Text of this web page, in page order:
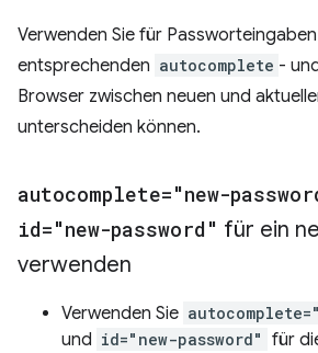
Verwenden Sie für
entsprechenden autocomplete -
Browser zwischen neuen und
unterscheiden können.
autocomplete="new-
id="new-password" für ein
verwenden
Verwenden Sie
und id="new-password" für